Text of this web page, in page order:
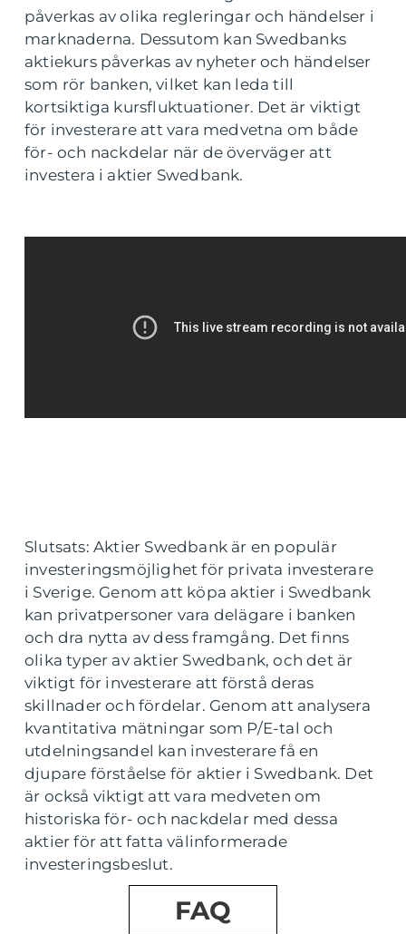
påverkas av olika regleringar och händelser i
marknaderna. Dessutom kan Swedbanks
aktiekurs påverkas av nyheter och händelser
som rör banken, vilket kan leda till
kortsiktiga kursfluktuationer. Det är viktigt
för investerare att vara medvetna om både
för- och nackdelar när de överväger att
investera i aktier Swedbank.
Slutsats: Aktier Swedbank är en populär
investeringsmöjlighet för privata investerare
i Sverige. Genom att köpa aktier i Swedbank
kan privatpersoner vara delägare i banken
och dra nytta av dess framgång. Det finns
olika typer av aktier Swedbank, och det är
viktigt för investerare att förstå deras
skillnader och fördelar. Genom att analysera
kvantitativa mätningar som P/E-tal och
utdelningsandel kan investerare få en
djupare förståelse för aktier i Swedbank. Det
är också viktigt att vara medveten om
historiska för- och nackdelar med dessa
aktier för att fatta välinformerade
investeringsbeslut.
FAQ